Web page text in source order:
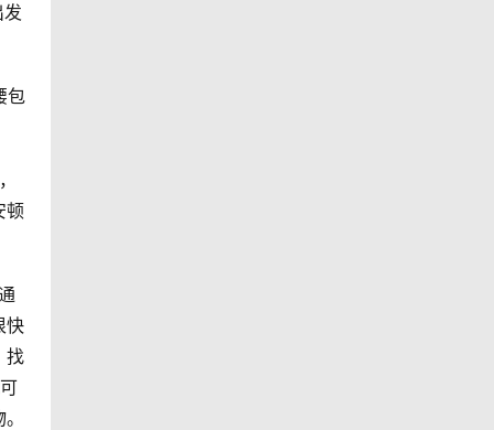
包
顿
快
找